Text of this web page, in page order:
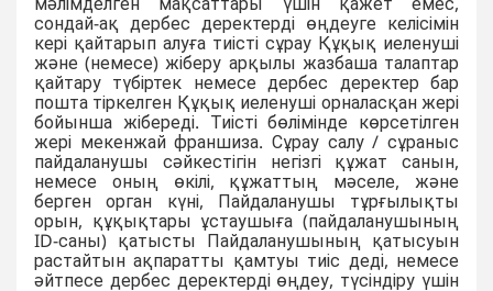
сондай-ақ дербес деректерді өңдеуге келісімін
кері қайтарып алуға тиісті сұрау Құқық иеленуші
және (немесе) жіберу арқылы жазбаша талаптар
қайтару түбіртек немесе дербес деректер бар
пошта тіркелген Құқық иеленуші орналасқан жері
бойынша жібереді. Тиісті бөлімінде көрсетілген
жері мекенжай франшиза. Сұрау салу / сұраныс
пайдаланушы сәйкестігін негізгі құжат санын,
немесе оның өкілі, құжаттың мәселе, және
берген орган күні, Пайдаланушы тұрғылықты
орын, құқықтары ұстаушыға (пайдаланушының
ID-саны) қатысты Пайдаланушының қатысуын
растайтын ақпаратты қамтуы тиіс деді, немесе
әйтпесе дербес деректерді өңдеу, түсіндіру үшін